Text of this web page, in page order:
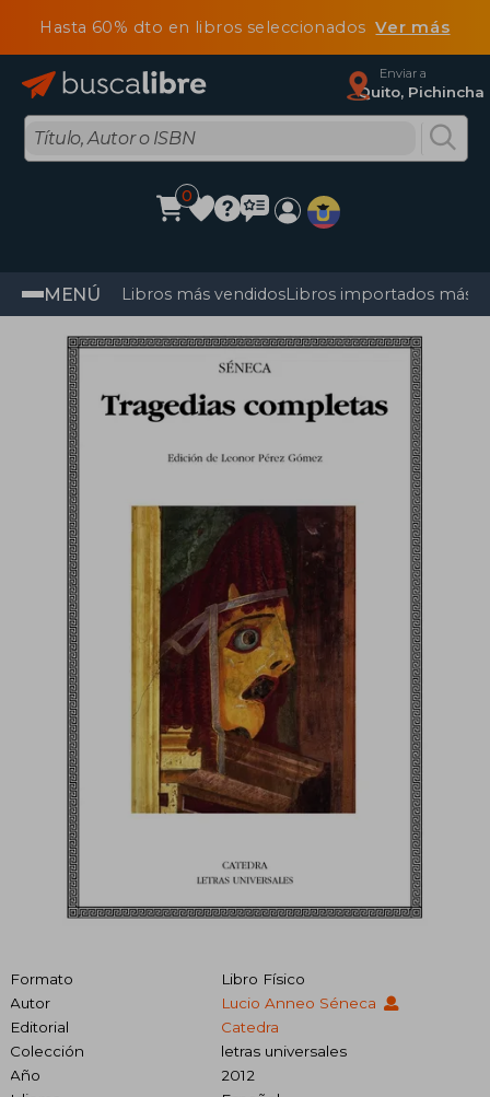
Hasta 60% dto en libros seleccionadosVer más
Enviar a
Quito, Pichincha
0
MENÚ Libros más vendidosLibros importados más
Formato
Libro Físico
Autor
Lucio Anneo Séneca
Editorial
Catedra
Colección
letras universales
Año
2012